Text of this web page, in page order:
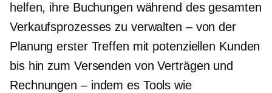
helfen, ihre Buchungen während des gesamten
Verkaufsprozesses zu verwalten – von der
Planung erster Treffen mit potenziellen Kunden
bis hin zum Versenden von Verträgen und
Rechnungen – indem es Tools wie